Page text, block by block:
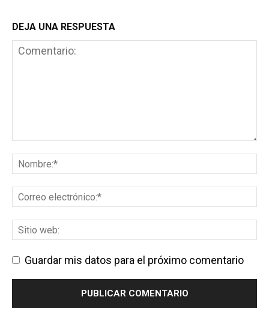
DEJA UNA RESPUESTA
Guardar mis datos para el próximo comentario